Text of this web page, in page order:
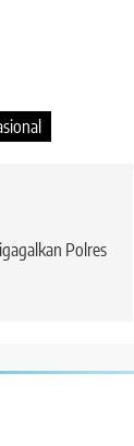
Polres